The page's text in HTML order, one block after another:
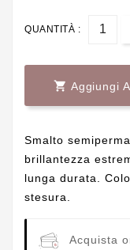
QUANTITÀ :
 Aggiungi
Smalto
brillantezza
lunga durata.
stesura.
Acquista